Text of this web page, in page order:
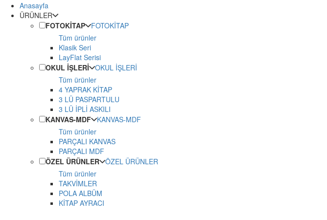
Anasayfa
ÜRÜNLER
FOTOKİTAP
FOTOKİTAP
Tüm ürünler
Klasik Seri
LayFlat Serisi
OKUL İŞLERİ
OKUL İŞLERİ
Tüm ürünler
4 YAPRAK KİTAP
3 LÜ PASPARTULU
3 LÜ İPLİ ASKILI
KANVAS-MDF
KANVAS-MDF
Tüm ürünler
PARÇALI KANVAS
PARÇALI MDF
ÖZEL ÜRÜNLER ÖZEL ÜRÜNLER
Tüm ürünler
TAKVİMLER
POLA ALBÜM
KİTAP AYRACI